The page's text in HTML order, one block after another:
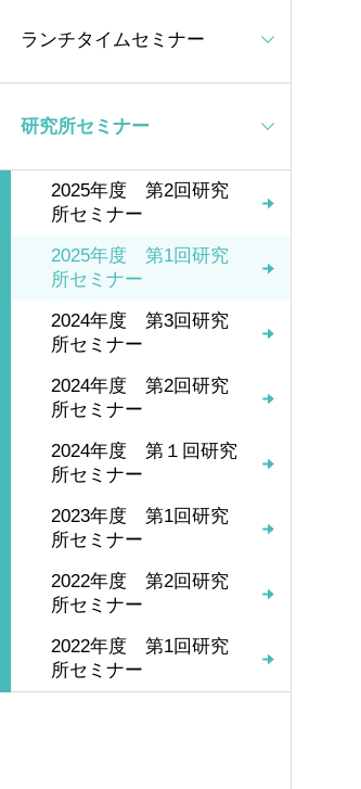
ランチタイムセミナー
研究所セミナー
2025年度 第2回研究
所セミナー
2025年度 第1回研究
所セミナー
2024年度 第3回研究
所セミナー
2024年度 第2回研究
所セミナー
2024年度 第１回研究
所セミナー
2023年度 第1回研究
所セミナー
2022年度 第2回研究
所セミナー
2022年度 第1回研究
所セミナー